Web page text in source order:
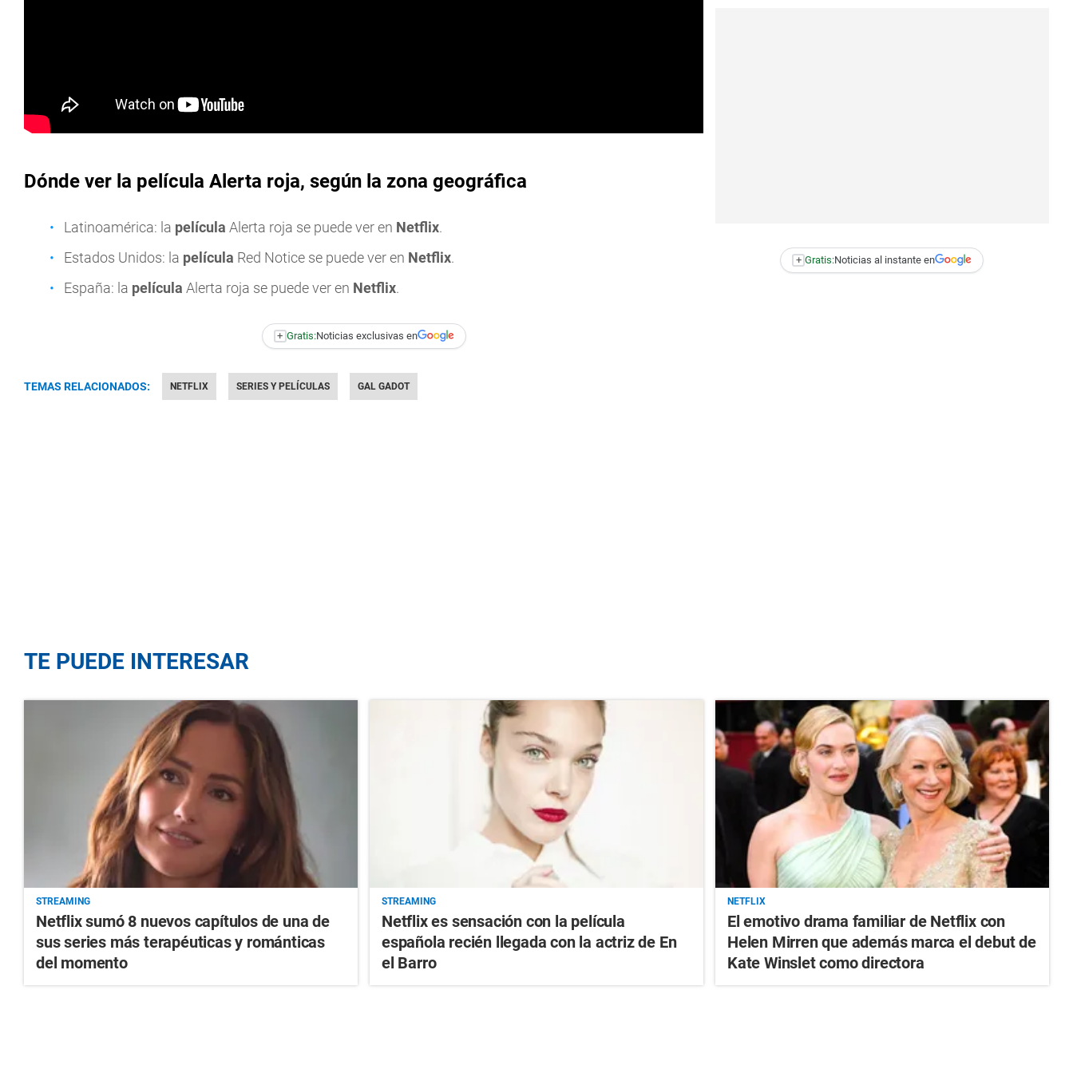
Dónde ver la película Alerta roja, según la zona geográfica
Latinoamérica: la película Alerta roja se puede ver en Netflix.
Estados Unidos: la película Red Notice se puede ver en Netflix.
España: la película Alerta roja se puede ver en Netflix.
+ Gratis:Noticias exclusivas en
TEMAS RELACIONADOS: NETFLIX SERIES Y PELÍCULAS GAL GADOT
+ Gratis:Noticias al instante en
TE PUEDE INTERESAR
STREAMING
Netflix sumó 8 nuevos capítulos de una de
sus series más terapéuticas y románticas
del momento
STREAMING
Netflix es sensación con la película
española recién llegada con la actriz de En
el Barro
NETFLIX
El emotivo drama familiar de Netflix con
Helen Mirren que además marca el debut de
Kate Winslet como directora